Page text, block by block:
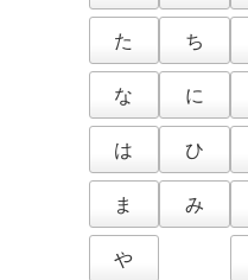
た
ち
な
に
は
ひ
ま
み
や